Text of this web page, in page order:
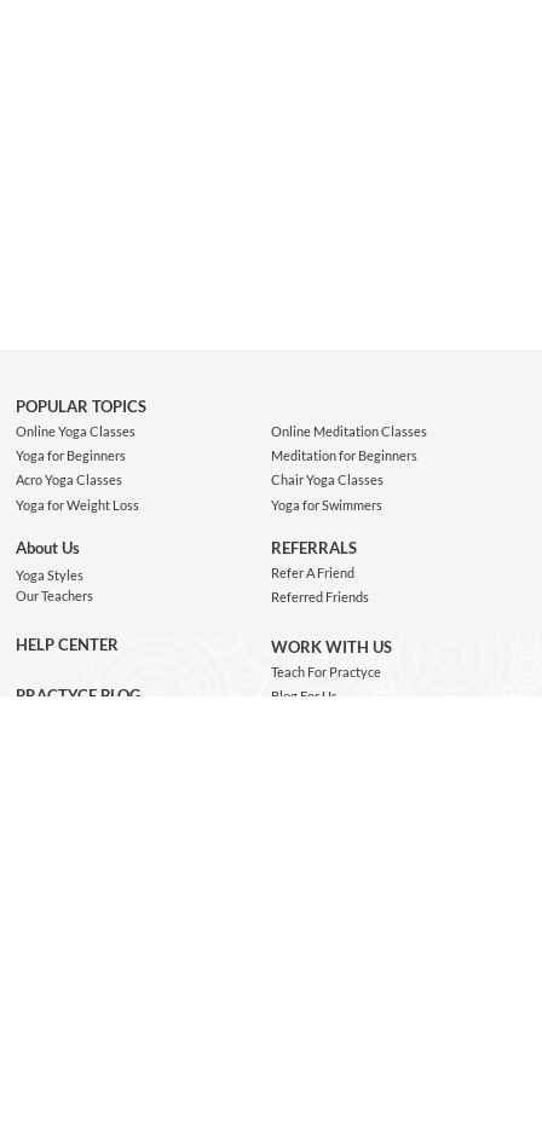
POPULAR TOPICS
Online Yoga Classes
Yoga for Beginners
Acro Yoga Classes
Yoga for Weight Loss
Online Meditation Classes
Meditation for Beginners
Chair Yoga Classes
Yoga for Swimmers
About Us
Yoga Styles
Our Teachers
HELP CENTER
PRACTYCE BLOG
REFERRALS
Refer A Friend
Referred Friends
WORK WITH US
Teach For Practyce
Blog For Us